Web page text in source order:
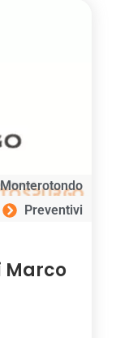
Monterotondo
Preventivi
Marco